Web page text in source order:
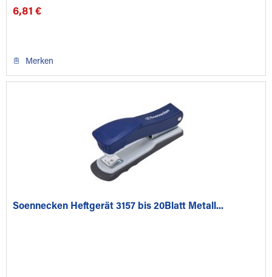
6,81 €
Merken
Soennecken Heftgerät 3157 bis 20Blatt Metall...